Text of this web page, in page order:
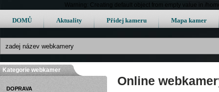
Warning: Creating default object from empty value in /
DOMŮ Aktuality Přidej kameru Mapa kamer
Online
Kategorie webkamer
DOPRAVA